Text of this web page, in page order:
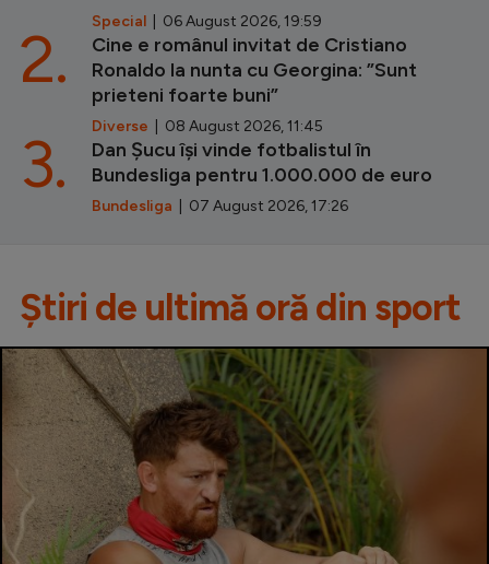
Special | 06 August 2026, 19:59
Cine e românul invitat de Cristiano
Ronaldo la nunta cu Georgina: ”Sunt
prieteni foarte buni”
Diverse | 08 August 2026, 11:45
2.
Dan Șucu își vinde fotbalistul în
Bundesliga pentru 1.000.000 de euro
Bundesliga | 07 August 2026, 17:26
3.
Știri de ultimă oră din sport